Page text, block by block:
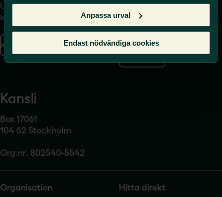
Anpassa urval
Endast nödvändiga cookies
Uppgifter om hur du
kontaktar oss finns här.
Kontakta oss
Journalist – du når oss
på
press@sverigeslarare.
se
Presskontakt
Kansli
Box 17061
104 62 Stockholm
Org.nr. 802540-5542
Organisation
Hitta direkt